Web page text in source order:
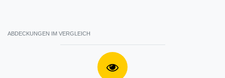
ABDECKUNGEN IM VERGLEICH